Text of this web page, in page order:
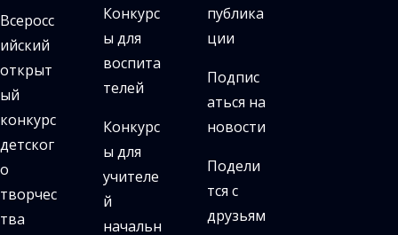
Всеросс
ийский
открыт
ый
конкурс
детског
о
творчес
тва
Конкурс
ы для
воспита
телей
Конкурс
ы для
учителе
й
начальн
публика
ции
Подпис
аться на
новости
Подели
тся с
друзьям